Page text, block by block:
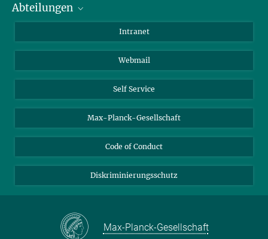
Z- ~ Central building (Zentralgebäude)
AS23a- ~ Berlin (SupraFAB)
Mitarbeiterverzeichnis
Abteilungen
Biomolekulare Systeme
Kolloidchemie
Nachhaltige und Bio-inspirierte Materialien
Intranet
Webmail
Self Service
Max-Planck-Gesellschaft
Code of Conduct
Diskriminierungsschutz
Max-Planck-Gesellschaft